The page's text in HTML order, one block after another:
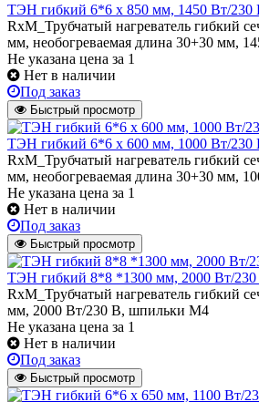
ТЭН гибкий 6*6 х 850 мм, 1450 Вт/230
RxM_Трубчатый нагреватель гибкий
мм, необогреваемая длина 30+30 мм,
Не указана цена за 1
Нет в наличии
Под заказ
Быстрый просмотр
ТЭН гибкий 6*6 х 600 мм, 1000 Вт/230
RxM_Трубчатый нагреватель гибкий
мм, необогреваемая длина 30+30 мм,
Не указана цена за 1
Нет в наличии
Под заказ
Быстрый просмотр
ТЭН гибкий 8*8 *1300 мм, 2000 Вт/
RxM_Трубчатый нагреватель гибкий
мм, 2000 Вт/230 В, шпильки М4
Не указана цена за 1
Нет в наличии
Под заказ
Быстрый просмотр